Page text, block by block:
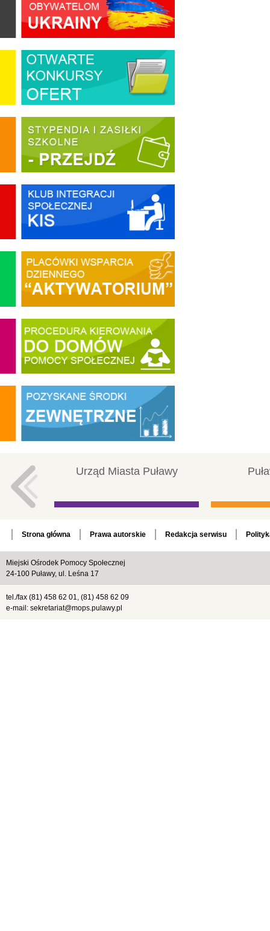
Urząd Miasta Puławy
Strona główna Prawa autorskie Redakcja serwisu
Miejski Ośrodek Pomocy Społecznej
24-100 Puławy, ul. Leśna 17
tel./fax (81) 458 62 01, (81) 458 62 09
e-mail: sekretariat@mops.pulawy.pl